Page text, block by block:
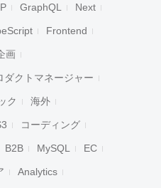
GraphQL Next
Frontend
画
ダクトマネージャー
ク 海外
コーディング
B2B MySQL EC
Analytics